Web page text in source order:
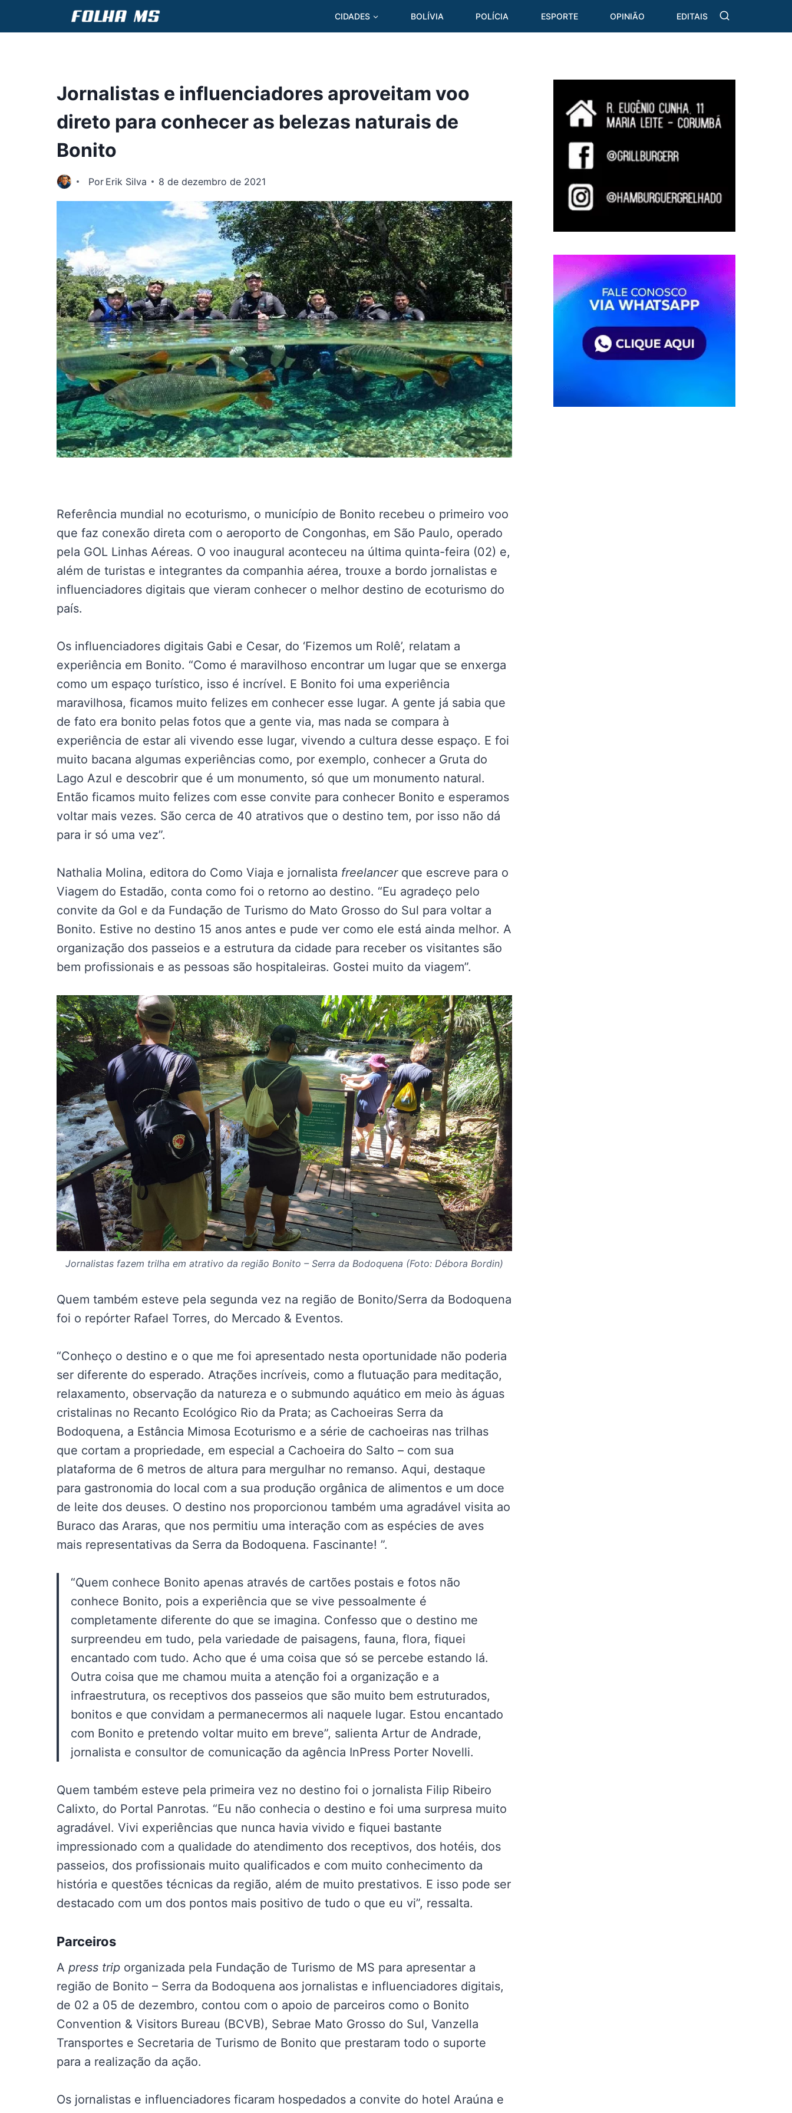
CIDADES BOLÍVIA POLÍCIA ESPORTE OPINIÃO EDITAIS
Jornalistas e influenciadores aproveitam voo
direto para conhecer as belezas naturais de
Bonito
Por Erik Silva 8 de dezembro de 2021
Referência mundial no ecoturismo, o município de Bonito recebeu o primeiro voo
que faz conexão direta com o aeroporto de Congonhas, em São Paulo, operado
pela GOL Linhas Aéreas. O voo inaugural aconteceu na última quinta-feira (02) e,
além de turistas e integrantes da companhia aérea, trouxe a bordo jornalistas e
influenciadores digitais que vieram conhecer o melhor destino de ecoturismo do
país.
Os influenciadores digitais Gabi e Cesar, do ‘Fizemos um Rolê’, relatam a
experiência em Bonito. “Como é maravilhoso encontrar um lugar que se enxerga
como um espaço turístico, isso é incrível. E Bonito foi uma experiência
maravilhosa, ficamos muito felizes em conhecer esse lugar. A gente já sabia que
de fato era bonito pelas fotos que a gente via, mas nada se compara à
experiência de estar ali vivendo esse lugar, vivendo a cultura desse espaço. E foi
muito bacana algumas experiências como, por exemplo, conhecer a Gruta do
Lago Azul e descobrir que é um monumento, só que um monumento natural.
Então ficamos muito felizes com esse convite para conhecer Bonito e esperamos
voltar mais vezes. São cerca de 40 atrativos que o destino tem, por isso não dá
para ir só uma vez”.
Nathalia Molina, editora do Como Viaja e jornalista freelancer que escreve para o
Viagem do Estadão, conta como foi o retorno ao destino. “Eu agradeço pelo
convite da Gol e da Fundação de Turismo do Mato Grosso do Sul para voltar a
Bonito. Estive no destino 15 anos antes e pude ver como ele está ainda melhor. A
organização dos passeios e a estrutura da cidade para receber os visitantes são
bem profissionais e as pessoas são hospitaleiras. Gostei muito da viagem”.
Jornalistas fazem trilha em atrativo da região Bonito – Serra da Bodoquena (Foto: Débora Bordin)
Quem também esteve pela segunda vez na região de Bonito/Serra da Bodoquena
foi o repórter Rafael Torres, do Mercado & Eventos.
“Conheço o destino e o que me foi apresentado nesta oportunidade não poderia
ser diferente do esperado. Atrações incríveis, como a flutuação para meditação,
relaxamento, observação da natureza e o submundo aquático em meio às águas
cristalinas no Recanto Ecológico Rio da Prata; as Cachoeiras Serra da
Bodoquena, a Estância Mimosa Ecoturismo e a série de cachoeiras nas trilhas
que cortam a propriedade, em especial a Cachoeira do Salto – com sua
plataforma de 6 metros de altura para mergulhar no remanso. Aqui, destaque
para gastronomia do local com a sua produção orgânica de alimentos e um doce
de leite dos deuses. O destino nos proporcionou também uma agradável visita ao
Buraco das Araras, que nos permitiu uma interação com as espécies de aves
mais representativas da Serra da Bodoquena. Fascinante! ”.
“Quem conhece Bonito apenas através de cartões postais e fotos não
conhece Bonito, pois a experiência que se vive pessoalmente é
completamente diferente do que se imagina. Confesso que o destino me
surpreendeu em tudo, pela variedade de paisagens, fauna, flora, fiquei
encantado com tudo. Acho que é uma coisa que só se percebe estando lá.
Outra coisa que me chamou muita a atenção foi a organização e a
infraestrutura, os receptivos dos passeios que são muito bem estruturados,
bonitos e que convidam a permanecermos ali naquele lugar. Estou encantado
com Bonito e pretendo voltar muito em breve”, salienta Artur de Andrade,
jornalista e consultor de comunicação da agência InPress Porter Novelli.
Quem também esteve pela primeira vez no destino foi o jornalista Filip Ribeiro
Calixto, do Portal Panrotas. “Eu não conhecia o destino e foi uma surpresa muito
agradável. Vivi experiências que nunca havia vivido e fiquei bastante
impressionado com a qualidade do atendimento dos receptivos, dos hotéis, dos
passeios, dos profissionais muito qualificados e com muito conhecimento da
história e questões técnicas da região, além de muito prestativos. E isso pode ser
destacado com um dos pontos mais positivo de tudo o que eu vi”, ressalta.
Parceiros
A press trip organizada pela Fundação de Turismo de MS para apresentar a
região de Bonito – Serra da Bodoquena aos jornalistas e influenciadores digitais,
de 02 a 05 de dezembro, contou com o apoio de parceiros como o Bonito
Convention & Visitors Bureau (BCVB), Sebrae Mato Grosso do Sul, Vanzella
Transportes e Secretaria de Turismo de Bonito que prestaram todo o suporte
para a realização da ação.
Os jornalistas e influenciadores ficaram hospedados a convite do hotel Araúna e